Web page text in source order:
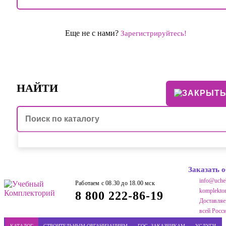
Еще не с нами? Зарегистрируйтесь!
НАЙТИ
Работаем с 08.30 до 18.00 мск
8 800 222-86-19
Заказать
всей